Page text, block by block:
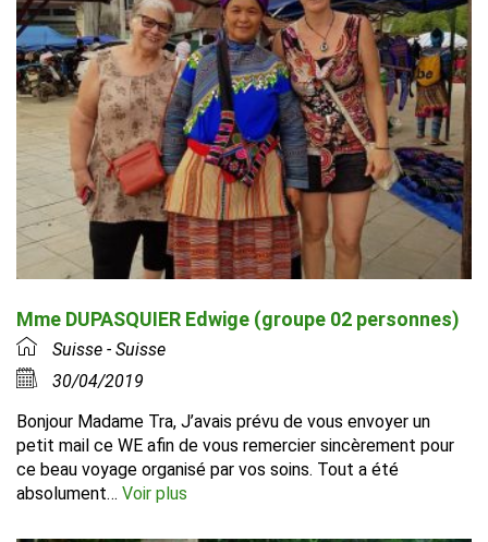
Mme DUPASQUIER Edwige (groupe 02 personnes)
Suisse - Suisse
30/04/2019
Bonjour Madame Tra, J’avais prévu de vous envoyer un
petit mail ce WE afin de vous remercier sincèrement pour
ce beau voyage organisé par vos soins. Tout a été
absolument… Voir plus